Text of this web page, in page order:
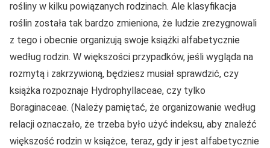
rośliny w kilku powiązanych rodzinach. Ale klasyfikacja
roślin została tak bardzo zmieniona, że ludzie zrezygnowali
z tego i obecnie organizują swoje książki alfabetycznie
według rodzin. W większości przypadków, jeśli wygląda na
rozmytą i zakrzywioną, będziesz musiał sprawdzić, czy
książka rozpoznaje Hydrophyllaceae, czy tylko
Boraginaceae. (Należy pamiętać, że organizowanie według
relacji oznaczało, że trzeba było użyć indeksu, aby znaleźć
większość rodzin w książce, teraz, gdy ir jest alfabetycznie